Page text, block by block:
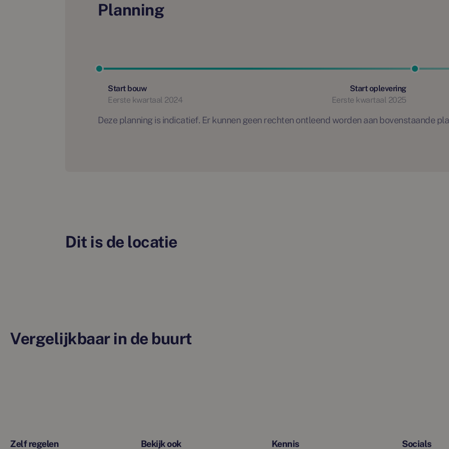
Planning
Start bouw
Eerste kwartaal 2024
Start oplevering
Eerste kwartaal 2025
Deze planning is indicatief. Er kunnen geen rechten ontleend worden aan bovenstaande
Dit is de locatie
Vergelijkbaar in de buurt
Zelf regelen Bekijk ook Kennis Socials